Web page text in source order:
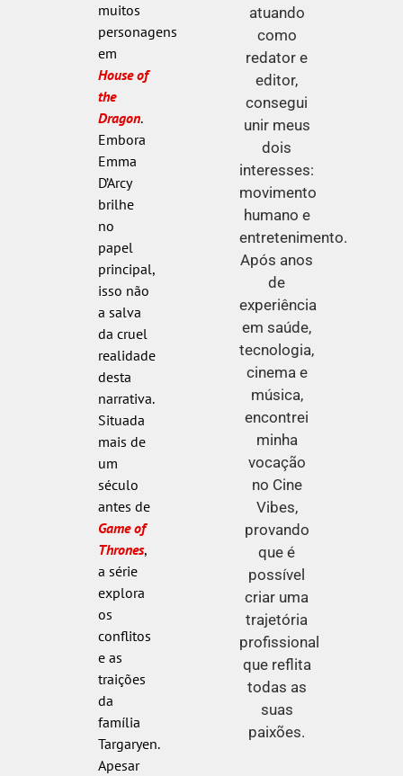
muitos
personagens
em
House of
the
Dragon.
Embora
Emma
D’Arcy
brilhe
no
papel
principal,
isso não
a salva
da cruel
realidade
desta
narrativa.
Situada
mais de
um
século
antes de
Game of
Thrones,
a série
explora
os
conflitos
e as
traições
da
família
Targaryen.
Apesar
atuando
como
redator e
editor,
consegui
unir meus
dois
interesses:
movimento
humano e
entretenimento.
Após anos
de
experiência
em saúde,
tecnologia,
cinema e
música,
encontrei
minha
vocação
no Cine
Vibes,
provando
que é
possível
criar uma
trajetória
profissional
que reflita
todas as
suas
paixões.